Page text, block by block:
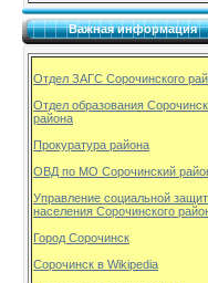
Важная информация
Отдел ЗАГС Сорочинского
Отдел образования
района
Прокуратура района
ОВД по МО Сорочинский
Управление социальной
населения Сорочинского
Город Сорочинск
Сорочинск в Wikipedia